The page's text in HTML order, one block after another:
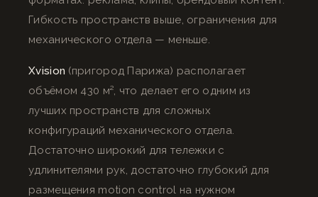
Гибкость пространств выше, ограничения для
механического отдела — меньше.
Xvision (пригород Парижа) располагает
объёмом 430 м², что делает его одним из
лучших пространств для сложных
конфигураций механического отдела.
Достаточно широкий для тележки с
удлинителями рук, достаточно глубокий для
размещения motion control на нужном